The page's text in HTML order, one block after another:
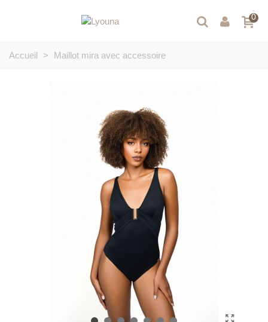
0
Accueil > Maillot mira avec accessoire